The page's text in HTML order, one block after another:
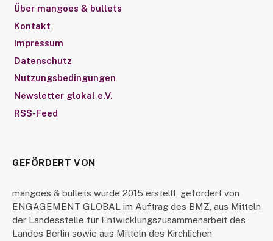
Über mangoes & bullets
Kontakt
Impressum
Datenschutz
Nutzungsbedingungen
Newsletter glokal e.V.
RSS-Feed
GEFÖRDERT VON
mangoes & bullets wurde 2015 erstellt, gefördert von
ENGAGEMENT GLOBAL im Auftrag des BMZ, aus Mitteln
der Landesstelle für Entwicklungszusammenarbeit des
Landes Berlin sowie aus Mitteln des Kirchlichen